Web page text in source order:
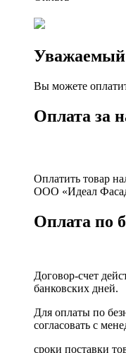
Уважаемый
Вы можете
Оплата за
Оплатить товар
ООО «Идеал
Оплата по
Договор-счет
банковских дней.
Для оплаты по
согласовать с
сроки поставки